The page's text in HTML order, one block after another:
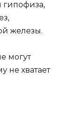
гипофиза,
железы.
могут
не хватает